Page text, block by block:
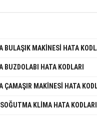
BULAŞIK MAKINESI HATA
BUZDOLABI HATA KODLARI
ÇAMAŞIR MAKINESI HATA
KLIMA HATA KODLARI